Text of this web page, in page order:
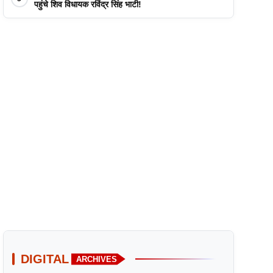
पहुंचे शिव विधायक रविंद्र सिंह भाटी!
DIGITAL ARCHIVES